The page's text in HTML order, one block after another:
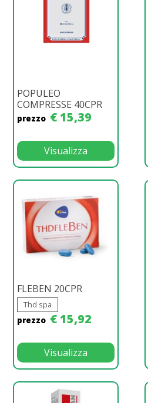
POPULEO
COMPRESSE 40CPR
prezzo € 15,39
Visualizza
FLEBEN 20CPR
Thd spa
prezzo € 15,92
Visualizza